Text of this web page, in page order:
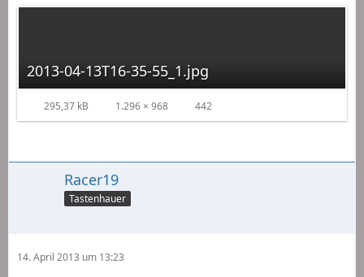
2013-04-13T16-35-55_1.jpg
295,37 kB 1.296 × 968 442
Racer19
Tastenhauer
14. April 2013 um 13:23